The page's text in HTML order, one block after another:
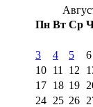
Пн Вт Ср
3
4 5 6
10 11 12
17 18 19
24 25 26